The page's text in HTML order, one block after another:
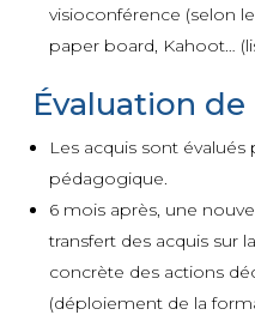
visioconférence (selon
paper board, Kahoot…
Évaluation
Les acquis sont
pédagogique.
6 mois après, une
transfert des acquis sur
concrète des actions
(déploiement de la